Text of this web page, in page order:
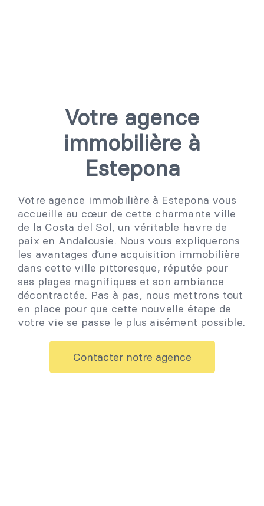
Votre agence
immobilière à
Estepona
Votre agence immobilière à Estepona vous
accueille au cœur de cette charmante ville
de la Costa del Sol, un véritable havre de
paix en Andalousie. Nous vous expliquerons
les avantages d’une acquisition immobilière
dans cette ville pittoresque, réputée pour
ses plages magnifiques et son ambiance
décontractée. Pas à pas, nous mettrons tout
en place pour que cette nouvelle étape de
votre vie se passe le plus aisément possible.
Contacter notre agence